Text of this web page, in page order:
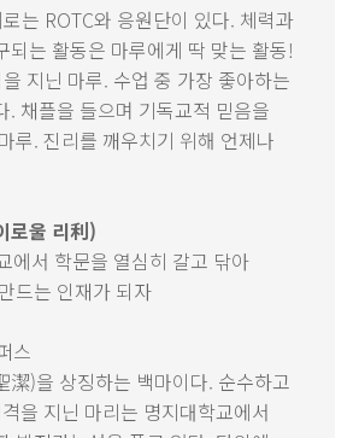
는 ROTC와 응원단이 있다. 체력과
되는 활동은 마루에게 딱 맞는 활동!
지닌 마루. 수업 중 가장 좋아하는
. 채플을 들으며 기독교적 믿음을
루. 진리를 깨우치기 위해 언제나
로울 리利)
에서 학문을 열심히 갈고 닦아
드는 인재가 되자
스
潔)을 상징하는 백마이다. 순수하고
을 지닌 마리는 명지대학교에서